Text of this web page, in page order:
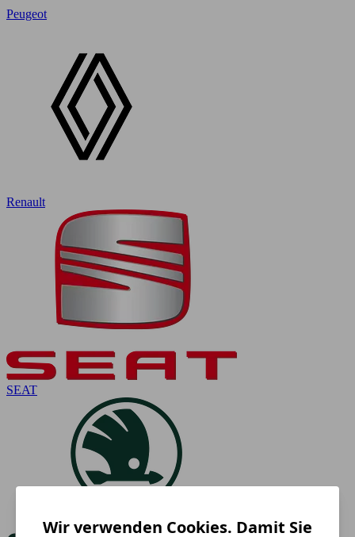
Peugeot
Renault
SEAT
Wir verwenden Cookies. Damit Sie